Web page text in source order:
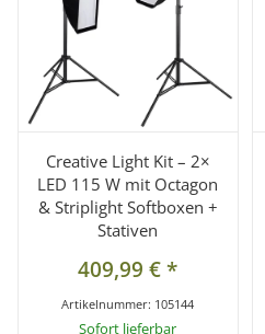
Creative Light Kit – 2×
LED 115 W mit Octagon
& Striplight Softboxen +
Stativen
409,99 €*
Artikelnummer: 105144
Sofort lieferbar